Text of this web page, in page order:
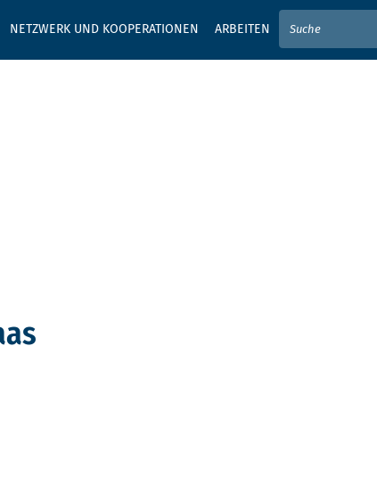
NETZWERK UND KOOPERATIONEN ARBEITEN
GEBEN SIE HIER IHREN SUCHBEGRIFF EIN